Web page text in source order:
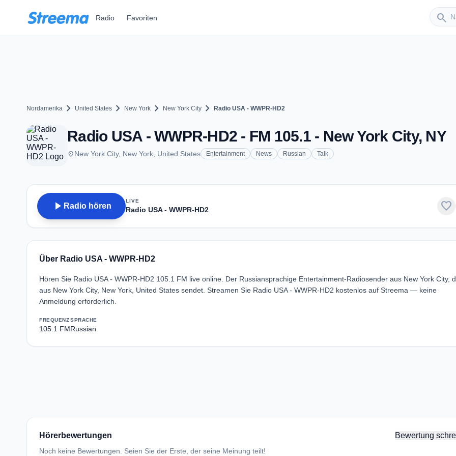
Radio Favoriten search
Sender
Nordamerika chevron_right United States chevron_right New York chevron_right New York City chevron_right Radio USA - WWPR-HD2
Radio USA - WWPR-HD2 - FM 105.1 - New York City, NY
placeNew York City, New York, United States Entertainment News Russian Talk
play_arrow Radio hören
LIVE
Radio USA - WWPR-HD2 favorite
Über Radio USA - WWPR-HD2
Hören Sie Radio USA - WWPR-HD2 105.1 FM live online. Der Russiansprachige Entertainment-Radiosender aus New York City,
aus New York City, New York, United States sendet. Streamen Sie Radio USA - WWPR-HD2 kostenlos auf Streema — keine
Anmeldung erforderlich.
FREQUENZ
105.1 FM
SPRACHE
Russian
Hörerbewertungen Bewertung
Noch keine Bewertungen. Seien Sie der Erste, der seine Meinung teilt!